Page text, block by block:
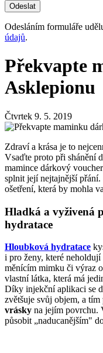
Odesláním formuláře
údajů.
Překvapte
Asklepionu
Čtvrtek 9. 5. 2019
Zdraví a krása je to
Vsaďte proto při shánění
mamince dárkový
splnit její nejtajnější
ošetření, která by mohla
Hladká a vyživená
hydratace
Hloubková hydratace
i pro ženy, které
měnícím mimku či výraz
vlastní látka, která má
Díky injekční aplikaci se
zvětšuje svůj objem, a tím
vrásky na jejím povrchu.
působit „naducanějším"